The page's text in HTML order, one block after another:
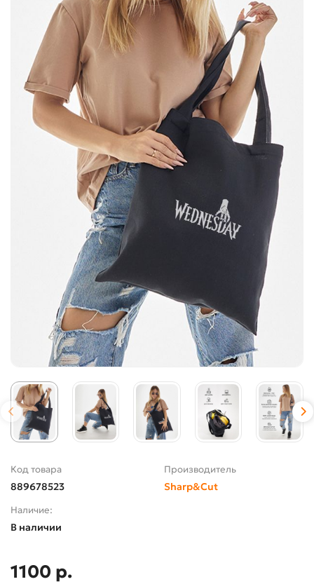
Код товара
889678523
Производитель
Sharp&Cut
Наличие:
В наличии
1100 р.